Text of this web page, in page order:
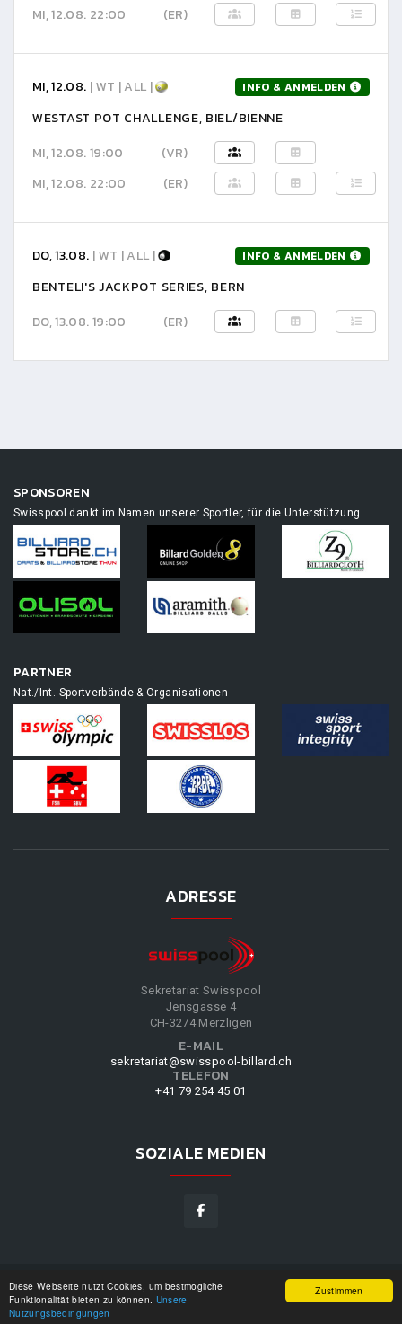
Zustimmen
Diese Webseite nutzt Cookies, um bestmögliche
Funktionalität bieten zu können. Unsere
Nutzungsbedingungen
MI, 12.08. 22:00
(ER)
MI, 12.08. | WT | ALL | INFO & ANMELDEN
WESTAST POT CHALLENGE, BIEL/BIENNE
MI, 12.08. 19:00
(VR)
MI, 12.08. 22:00
(ER)
DO, 13.08. | WT | ALL | INFO & ANMELDEN
BENTELI'S JACKPOT SERIES, BERN
DO, 13.08. 19:00
(ER)
SPONSOREN
Swisspool dankt im Namen unserer Sportler, für die Unterstützung
PARTNER
Nat./Int. Sportverbände & Organisationen
ADRESSE
Sekretariat Swisspool
Jensgasse 4
CH-3274 Merzligen
E-MAIL
sekretariat@swisspool-billard.ch
TELEFON
+41 79 254 45 01
SOZIALE MEDIEN
SWISSPOOL©2026|DESIGN BY
UNSERE
NUTZUNGSBEDINGUNGEN